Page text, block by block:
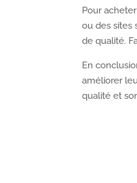
Pour
ou des sites
de qualité.
En
améliorer
qualité et